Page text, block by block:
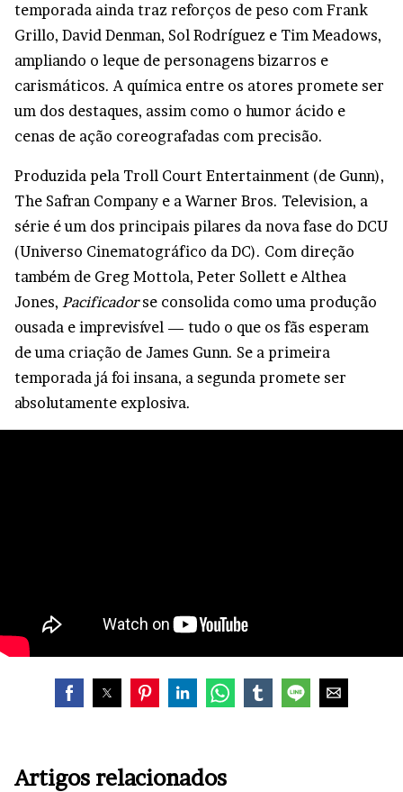
temporada ainda traz reforços de peso com Frank
Grillo, David Denman, Sol Rodríguez e Tim Meadows,
ampliando o leque de personagens bizarros e
carismáticos. A química entre os atores promete ser
um dos destaques, assim como o humor ácido e
cenas de ação coreografadas com precisão.
Produzida pela Troll Court Entertainment (de Gunn),
The Safran Company e a Warner Bros. Television, a
série é um dos principais pilares da nova fase do DCU
(Universo Cinematográfico da DC). Com direção
também de Greg Mottola, Peter Sollett e Althea
Jones, Pacificadorse consolida como uma produção
ousada e imprevisível — tudo o que os fãs esperam
de uma criação de James Gunn. Se a primeira
temporada já foi insana, a segunda promete ser
absolutamente explosiva.
Artigos relacionados